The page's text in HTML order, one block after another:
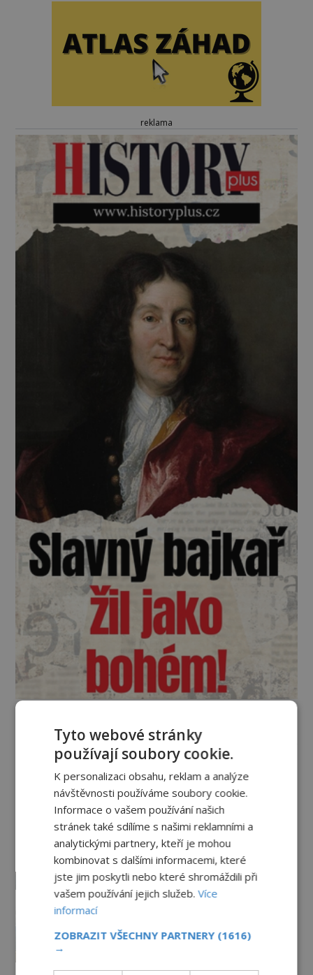
reklama
Vesmír a technologie
Podivné události roku 2023: Jsou
Američané v obležení UFO?
PREMIUM 27.7.2026 3.5TIS
Nad australským městem
„tančila“ záhadná světla
3.4TIS
ohromnou lebkou?
Tyto webové stránky
používají soubory cookie.
K personalizaci obsahu, reklam a analýze
návštěvnosti používáme soubory cookie.
Informace o vašem používání našich
stránek také sdílíme s našimi reklamními a
analytickými partnery, kteří je mohou
kombinovat s dalšími informacemi, které
jste jim poskytli nebo které shromáždili při
vašem používání jejich služeb.Více
informací
ZOBRAZIT VŠECHNY PARTNERY (1616)
→